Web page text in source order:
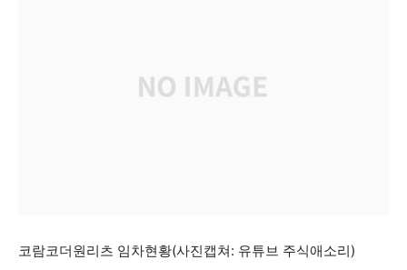
코람코더원리츠 임차현황(사진캡쳐: 유튜브 주식애소리)